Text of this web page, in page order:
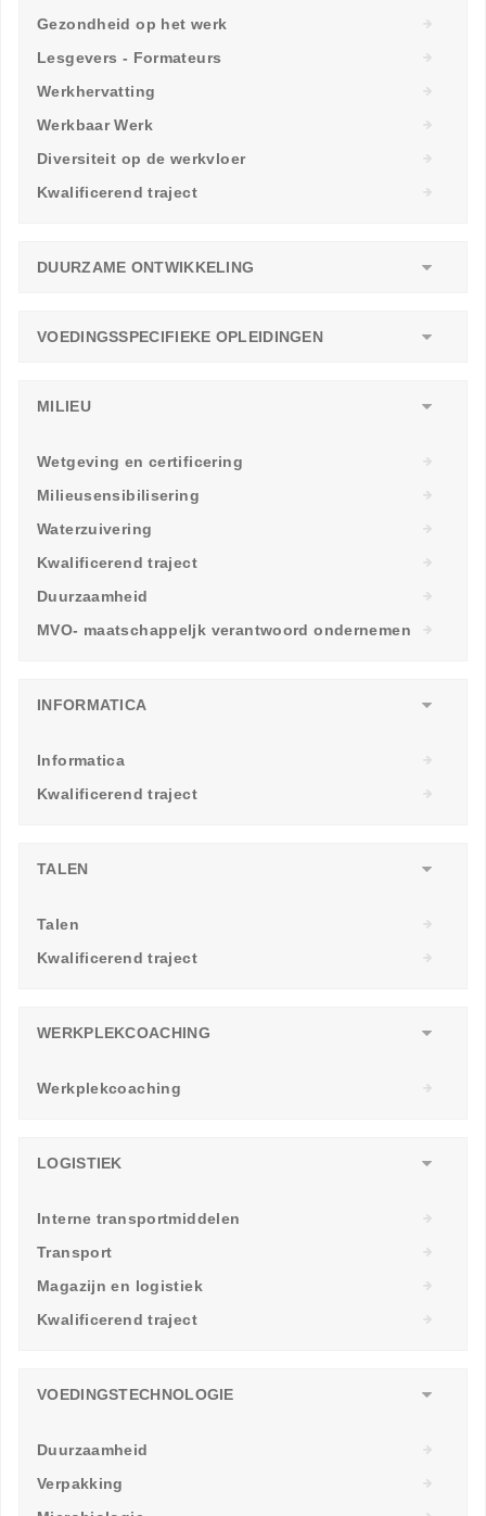
Gezondheid op het werk
Lesgevers - Formateurs
Werkhervatting
Werkbaar Werk
Diversiteit op de werkvloer
Kwalificerend traject
DUURZAME ONTWIKKELING
VOEDINGSSPECIFIEKE OPLEIDINGEN
MILIEU
Wetgeving en certificering
Milieusensibilisering
Waterzuivering
Kwalificerend traject
Duurzaamheid
MVO- maatschappeljk verantwoord ondernemen
INFORMATICA
Informatica
Kwalificerend traject
TALEN
Talen
Kwalificerend traject
WERKPLEKCOACHING
Werkplekcoaching
LOGISTIEK
Interne transportmiddelen
Transport
Magazijn en logistiek
Kwalificerend traject
VOEDINGSTECHNOLOGIE
Duurzaamheid
Verpakking